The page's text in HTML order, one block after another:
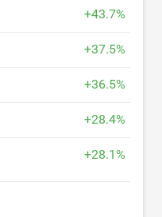
+43.7%
+37.5%
+36.5%
+28.4%
+28.1%